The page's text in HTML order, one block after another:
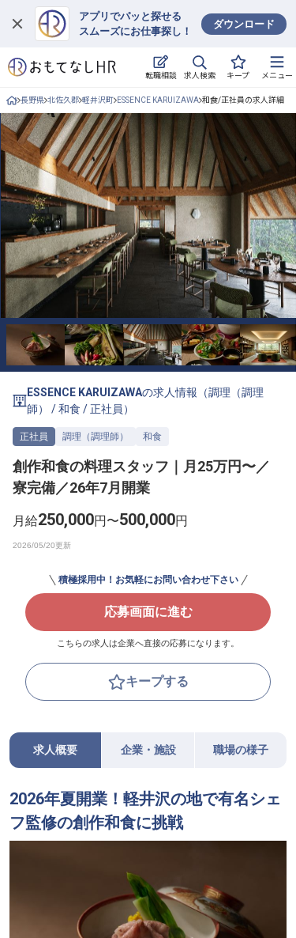
アプリでパッと探せる
スムーズにお仕事探し！
ダウンロード
転職相談 求人検索 キープ メニュー
ログイン
求人・施設を探す
キープした求人
就職・転職 合同説明会
おもてなしHRについて
ご利用の流れ
よくある質問
ホテル・宿泊業界情報コラム
無料 転職サポートに申し込む
長野県 北佐久郡 軽井沢町 ESSENCE KARUIZAWA 和食/正社員の求人詳細
ESSENCE KARUIZAWAの求人情報（調理（調理
師）
/和食 /正社員 ）
正社員 調理（調理師） 和食
創作和食の料理スタッフ｜月25万円〜／
寮完備／26年7月開業
月給250,000円〜500,000円
積極採用中！お気軽にお問い合わせ下さい
応募画面に進む
こちらの求人は企業へ直接の応募になります。
キープする
求人概要 企業・施設 職場の様子
2026年夏開業！軽井沢の地で有名シェ
フ監修の創作和食に挑戦